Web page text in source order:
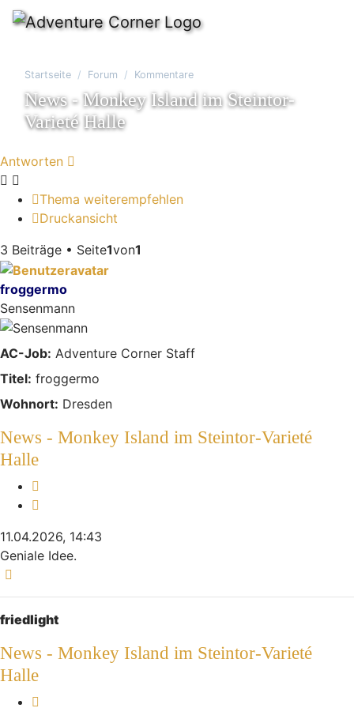
Startseite Forum Kommentare
News - Monkey Island im Steintor-
Varieté Halle
Antworten
Thema weiterempfehlen
Druckansicht
3 Beiträge • Seite1von1
froggermo
Sensenmann
AC-Job: Adventure Corner Staff
Titel: froggermo
Wohnort: Dresden
News - Monkey Island im Steintor-Varieté
Halle
11.04.2026, 14:43
Geniale Idee.
friedlight
News - Monkey Island im Steintor-Varieté
Halle